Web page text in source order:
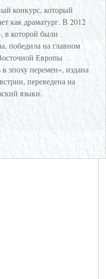
конкурс, который
как драматург. В 2012
в которой были
победила на главном
Европы
эпоху перемен», издана
переведена на
языки.